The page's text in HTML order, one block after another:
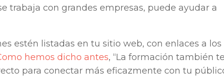
trabaja con grandes empresas, puede ayudar a
estén listadas en tu sitio web, con enlaces a los
hemos dicho antes, “La formación también
para conectar más eficazmente con tu